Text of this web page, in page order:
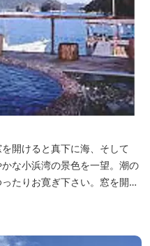
開けると真下に海、そして
な小浜湾の景色を一望。潮の
たりお寛ぎ下さい。窓を開け
りができる「座敷釣り」は当
付要予約） 海水温泉露天風呂
食べ放題プランもあるのでお